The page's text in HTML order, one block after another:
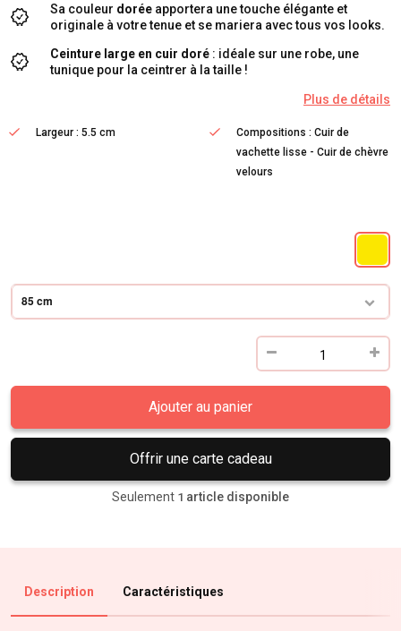
Sa couleur dorée apportera une touche élégante et
originale à votre tenue et se mariera avec tous vos looks.
Ceinture large en cuir doré : idéale sur une robe, une
tunique pour la ceintrer à la taille !
Plus de détails
Largeur : 5.5 cm
Compositions : Cuir de
vachette lisse - Cuir de chèvre
velours
85 cm
Ajouter au panier
Offrir une carte cadeau
Seulement 1 article disponible
Description Caractéristiques